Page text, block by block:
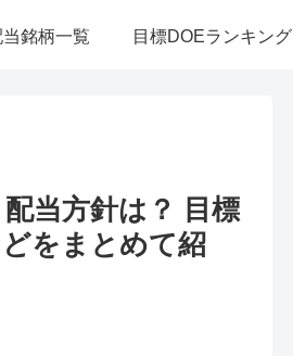
当銘柄一覧 目標DOEランキング
当方針は？ 目標
をまとめて紹